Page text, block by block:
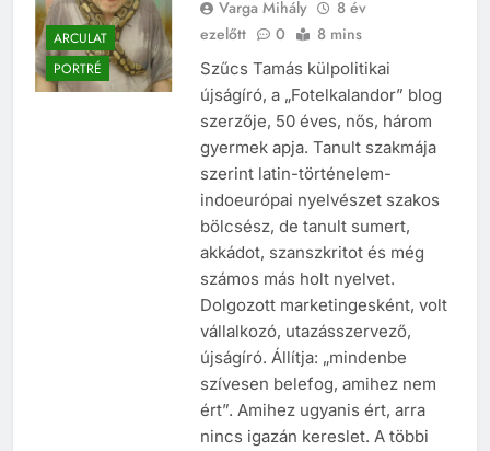
ARCULAT
PORTRÉ
Varga Mihály
8 év
ezelőtt
0 8 mins
Szűcs Tamás külpolitikai
újságíró, a „Fotelkalandor” blog
szerzője, 50 éves, nős, három
gyermek apja. Tanult szakmája
szerint latin-történelem-
indoeurópai nyelvészet szakos
bölcsész, de tanult sumert,
akkádot, szanszkritot és még
számos más holt nyelvet.
Dolgozott marketingesként, volt
vállalkozó, utazásszervező,
újságíró. Állítja: „mindenbe
szívesen belefog, amihez nem
ért”. Amihez ugyanis ért, arra
nincs igazán kereslet. A többi